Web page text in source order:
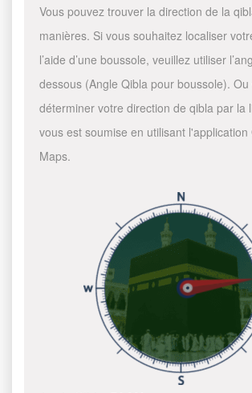
Vous pouvez trouver la direction de la
manières. Si vous souhaitez localiser
l’aide d’une boussole, veuillez utiliser
dessous (Angle Qibla pour boussole).
déterminer votre direction de qibla par la
vous est soumise en utilisant l'application
Maps.